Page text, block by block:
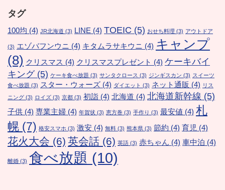
タグ
100均 (4) JR北海道 (3) LINE (4) TOEIC (5) おせち料理 (3) アウトドア
(3) エゾバフンウニ (4) キタムラサキウニ (4) キャンプ
(8) クリスマス (4) クリスマスプレゼント (4) ケーキバイ
キング(5) ケーキ食べ放題 (3) サンタクロース (3) ジンギスカン (3) スイーツ
食べ放題 (3) スター・ウォーズ (4) ダイエット (3) ネット通販 (4) リス
ニング (3) ロイズ (3) 京都 (3) 初詣 (4) 北海道 (4) 北海道新幹線 (5)
子供 (4) 専業主婦 (4) 年賀状 (3) 恵方巻 (3) 手作り (3) 最安値 (4) 札
幌 (7) 格安スマホ (3) 激安 (4) 無料 (3) 熊本県 (3) 節約 (4) 育児 (4)
花火大会 (6) 英会話 (6) 英語 (3) 赤ちゃん (4) 車中泊 (4)
離婚 (3) 食べ放題 (10)